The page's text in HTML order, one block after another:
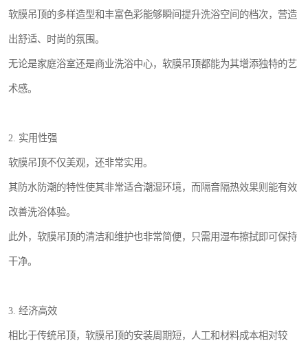
软膜吊顶的多样造型和丰富色彩能够瞬间提升洗浴空间的档次，营造
出舒适、时尚的氛围。
无论是家庭浴室还是商业洗浴中心，软膜吊顶都能为其增添独特的艺
术感。
2. 实用性强
软膜吊顶不仅美观，还非常实用。
其防水防潮的特性使其非常适合潮湿环境，而隔音隔热效果则能有效
改善洗浴体验。
此外，软膜吊顶的清洁和维护也非常简便，只需用湿布擦拭即可保持
干净。
3. 经济高效
相比于传统吊顶，软膜吊顶的安装周期短，人工和材料成本相对较